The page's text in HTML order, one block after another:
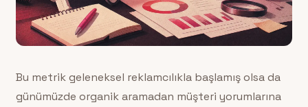
Bu metrik geleneksel reklamcılıkla başlamış olsa da
günümüzde organik aramadan müşteri yorumlarına